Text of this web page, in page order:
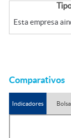
Esta empresa
Comparativos
Indicadores